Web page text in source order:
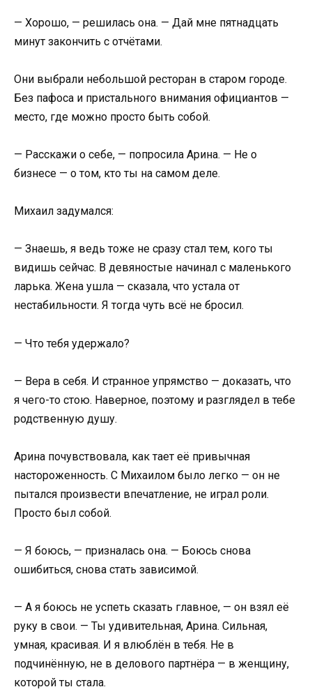
— Хорошо, — решилась она. — Дай мне пятнадцать
минут закончить с отчётами.
Они выбрали небольшой ресторан в старом городе.
Без пафоса и пристального внимания официантов —
место, где можно просто быть собой.
— Расскажи о себе, — попросила Арина. — Не о
бизнесе — о том, кто ты на самом деле.
Михаил задумался:
— Знаешь, я ведь тоже не сразу стал тем, кого ты
видишь сейчас. В девяностые начинал с маленького
ларька. Жена ушла — сказала, что устала от
нестабильности. Я тогда чуть всё не бросил.
— Что тебя удержало?
— Вера в себя. И странное упрямство — доказать, что
я чего-то стою. Наверное, поэтому и разглядел в тебе
родственную душу.
Арина почувствовала, как тает её привычная
настороженность. С Михаилом было легко — он не
пытался произвести впечатление, не играл роли.
Просто был собой.
— Я боюсь, — призналась она. — Боюсь снова
ошибиться, снова стать зависимой.
— А я боюсь не успеть сказать главное, — он взял её
руку в свои. — Ты удивительная, Арина. Сильная,
умная, красивая. И я влюблён в тебя. Не в
подчинённую, не в делового партнёра — в женщину,
которой ты стала.